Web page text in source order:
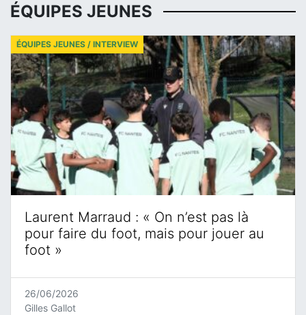
ÉQUIPES JEUNES
Laurent Marraud : « On n’est pas là
pour faire du foot, mais pour jouer au
foot »
ÉQUIPES JEUNES / INTERVIEW
26/06/2026
Gilles Gallot